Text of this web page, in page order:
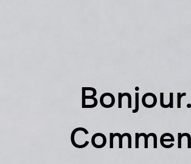
Bonjour.